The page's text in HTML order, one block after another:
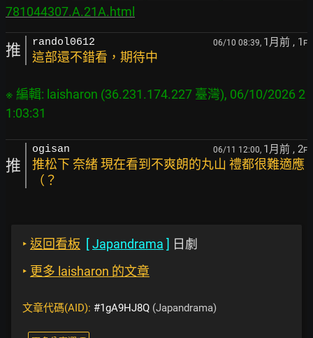
781044307.A.21A.html
推 randol0612 06/10 08:39, 1月前 , 1 F
這部還不錯看，期待中
※ 編輯: laisharon (36.231.174.227 臺灣), 06/10/2026 2
推
ogisan 06/11 12:00, 1月前 , 2F
推松下 奈緒 現在看到不爽朗的丸山 禮都很難適應
（？
‣ 返回看板 [Japandrama ] 日劇
‣ 更多 laisharon 的文章
文章代碼(AID): #1gA9HJ8Q (Japandrama)